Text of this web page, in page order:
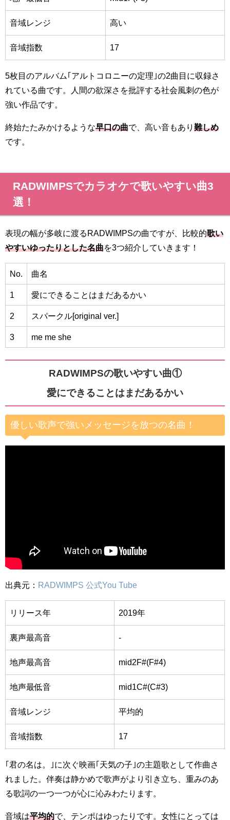
音域レンジ 高い
音域指数 17
5枚目のアルバム｢アルトコロニーの定理｣の2曲目に収録さ
れている曲です。人間の欲深さを批評する社会風刺の色が
強い作品です。
終始たたみかけるような早口の曲で、高い音もあり 難しめ
です。
RADWIMPSでカラオケで歌いやすい曲3
選！
表現の幅が多岐に渡るRADWIMPSの曲ですが、比較的歌い
やすいゆったりとした名曲を3つ紹介していきます！
No. 曲名
1 愛にできることはまだあるかい
2 スパークル[original ver.]
3 me me she
RADWIMPSの歌いやすい曲①
愛にできることはまだあるかい
優しい歌声で強いメッセージを放つの名曲！
出典元： RADWIMPS 公式You Tube
リリース年 2019年
裏声最高音 -
地声最高音 mid2F#(F#4)
地声最低音 mid1C#(C#3)
音域レンジ 平均的
音域指数 17
｢君の名は。｣に次ぐ映画｢天気の子｣の主題歌として作曲さ
れました。伴奏は静かめで歌声がより引き立ち、重みのあ
る歌詞の一つ一つが心に沁みわたります。
音域は平均的で、テンポはゆったりです。女性にとっては